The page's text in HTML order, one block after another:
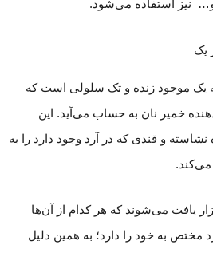
نیز استفاده می‌شود.
یک
یک موجود زنده و تک سلولی است که
خمیر نان به حساب می‌آید. این
و قندی که در آرد وجود دارد را به
می‌کند.
یافت می‌شوند که هر کدام از آن‌ها
مختص به خود را دارد؛ به همین دلیل